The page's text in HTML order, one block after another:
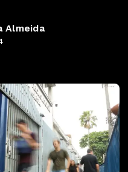
Almeida